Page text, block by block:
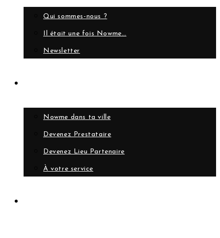
Qui sommes-nous ?
Il était une fois Nowme…
Newsletter
Nowme dans ta ville
Devenez Prestataire
Devenez Lieu Partenaire
À votre service